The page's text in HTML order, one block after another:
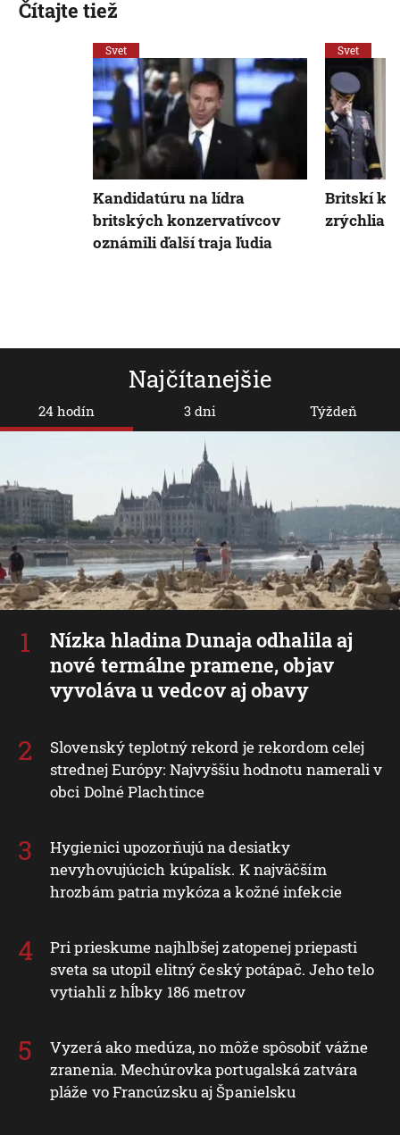
Najčítanejšie
24 hodín
Nízka hladina Dunaja odhalila aj
nové termálne pramene, objav
vyvoláva u vedcov aj obavy
Slovenský teplotný rekord je rekordom celej
strednej Európy: Najvyššiu hodnotu namerali v
obci Dolné Plachtince
Hygienici upozorňujú na desiatky
nevyhovujúcich kúpalísk. K najväčším
hrozbám patria mykóza a kožné infekcie
Pri prieskume najhlbšej zatopenej priepasti
sveta sa utopil elitný český potápač. Jeho telo
vytiahli z hĺbky 186 metrov
Vyzerá ako medúza, no môže spôsobiť vážne
zranenia. Mechúrovka portugalská zatvára
pláže vo Francúzsku aj Španielsku
3 dni Týždeň
Čítajte tiež
Svet
Kandidatúru na lídra
britských konzervatívcov
oznámili ďalší traja ľudia
Svet
Britskí
zrýchlia